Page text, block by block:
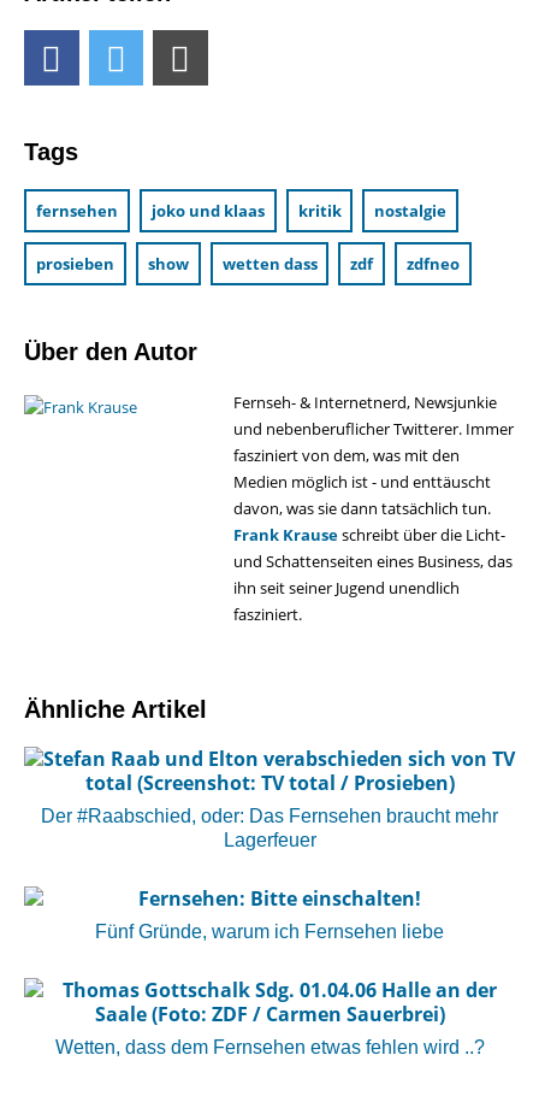
Tags
fernsehen joko und klaas kritik nostalgie
prosieben show wetten dass zdf zdfneo
Über den Autor
Fernseh- & Internetnerd, Newsjunkie
und nebenberuflicher Twitterer. Immer
fasziniert von dem, was mit den
Medien möglich ist - und enttäuscht
davon, was sie dann tatsächlich tun.
Frank Krauseschreibt über die Licht-
und Schattenseiten eines Business, das
ihn seit seiner Jugend unendlich
fasziniert.
Ähnliche Artikel
Der #Raabschied, oder: Das Fernsehen braucht mehr
Lagerfeuer
Fünf Gründe, warum ich Fernsehen liebe
Wetten, dass dem Fernsehen etwas fehlen wird ..?